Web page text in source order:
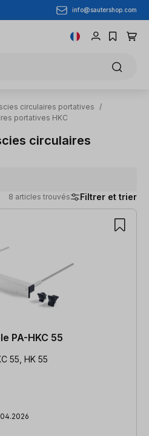
info@sautershop.com
circulaires portatives
/
portatives HKC
circulaires
8 articles trouvés Filtrer et trier
PA-HKC 55
55, HK 55